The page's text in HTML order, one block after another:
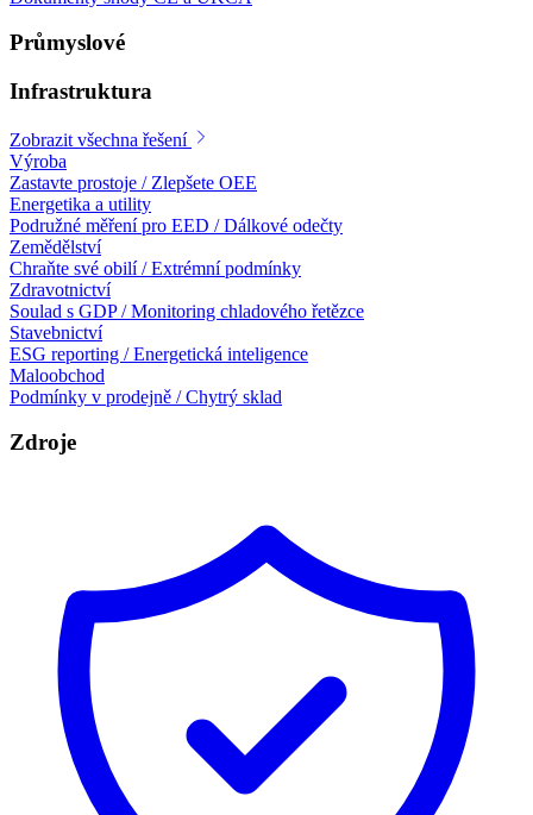
Průmyslové
Infrastruktura
Zobrazit všechna řešení
Výroba
Zastavte prostoje / Zlepšete OEE
Energetika a utility
Podružné měření pro EED / Dálkové odečty
Zemědělství
Chraňte své obilí / Extrémní podmínky
Zdravotnictví
Soulad s GDP / Monitoring chladového řetězce
Stavebnictví
ESG reporting / Energetická inteligence
Maloobchod
Podmínky v prodejně / Chytrý sklad
Zdroje